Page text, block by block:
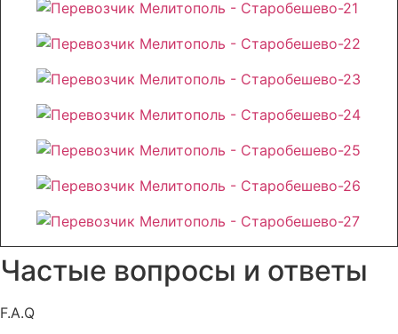
Частые вопросы и ответы
F.A.Q